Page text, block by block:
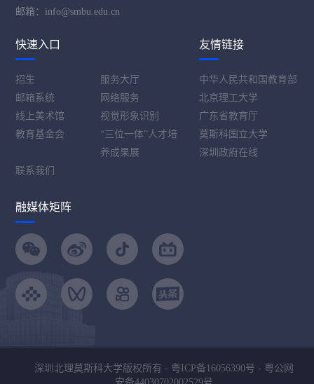
邮箱：info@smbu.edu.cn
快速入口
招生
服务大厅
邮箱系统
网络服务
线上美术馆
视觉形象识别
教育基金会
“三位一体”人才培
养成果展
联系我们
友情链接
中华人民共和国教育部
北京理工大学
广东省教育厅
莫斯科国立大学
深圳政府在线
融媒体矩阵
深圳北理莫斯科大学版权所有 - 粤ICP备16056390号 - 粤公网